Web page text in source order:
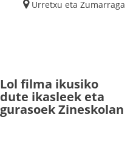
Urretxu eta Zumarraga
Lol filma ikusiko
dute ikasleek eta
gurasoek Zineskolan